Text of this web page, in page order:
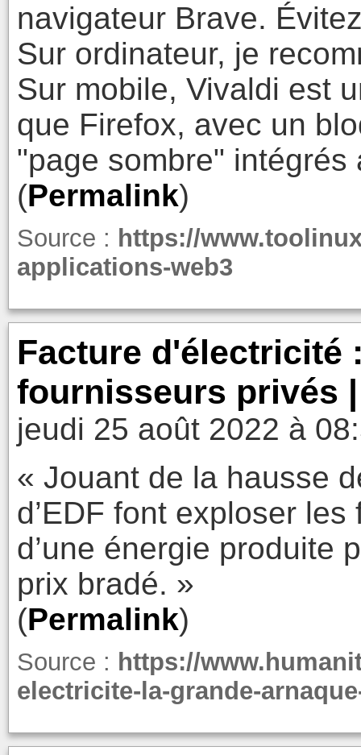
navigateur Brave.
Sur ordinateur, je
Sur mobile, Vivaldi est
que Firefox, avec un
"page sombre" intégrés
(Permalink)
Source : https://
applications-web3
Facture d'électricité
fournisseurs privés
jeudi 25 août 2022 à
« Jouant de la hausse
d’EDF font exploser
d’une énergie produite
prix bradé. »
(Permalink)
Source : https://
electricite-la-grande-